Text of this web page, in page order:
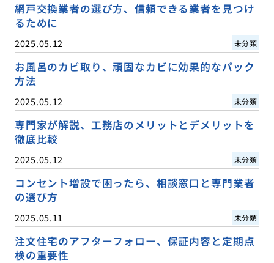
網戸交換業者の選び方、信頼できる業者を見つけ
るために
2025.05.12 未分類
お風呂のカビ取り、頑固なカビに効果的なパック
方法
2025.05.12 未分類
専門家が解説、工務店のメリットとデメリットを
徹底比較
2025.05.12 未分類
コンセント増設で困ったら、相談窓口と専門業者
の選び方
2025.05.11 未分類
注文住宅のアフターフォロー、保証内容と定期点
検の重要性